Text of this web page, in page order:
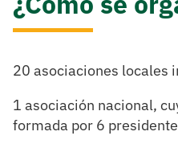
20 asociaciones locales
1 asociación nacional,
formada por 6